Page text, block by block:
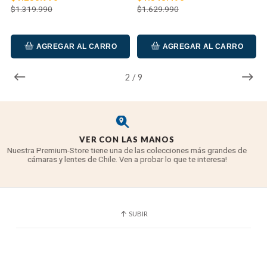
Sony, esta lente está diseñada para lograr una
alta resolución y nitidez a través de la
estas lentes cuentan con diseños físicos
robustos e intuitivos para manejar para
beneficiar tanto a las aplicaciones de fotografía
como a las aplicaciones de cine.
El zoom versátil ultra-gran angular está
mount de cuadro completo, sin embargo,
donde proporciona una distancia focal
2 / 9
$1.319.990
AGREGAR AL CARRO
$1.629.990
AGREGAR AL CARRO
¿CAMARA NUEVA?
Cada cámara comprada, incorpora un curso de fotografia básico con
un experto de la tienda.
SUBIR